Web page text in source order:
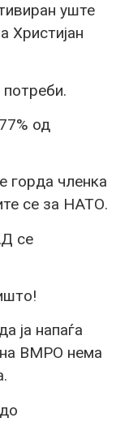
уште
Христијан
од
горда членка
се за НАТО.
се
ја напаѓа
ВМРО нема